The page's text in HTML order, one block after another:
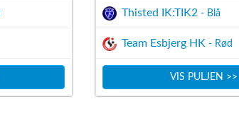
Thisted IK:TIK2- Blå
Team Esbjerg HK- Rød
VIS PULJEN >>